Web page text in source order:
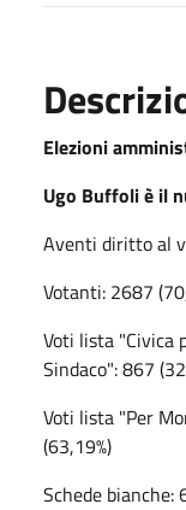
Elezioni
Ugo Buffoli è il
Aventi diritto al
Votanti: 2687
Voti lista "Civica
Sindaco": 867
Voti lista "Per
(63,19%)
Schede bianche: